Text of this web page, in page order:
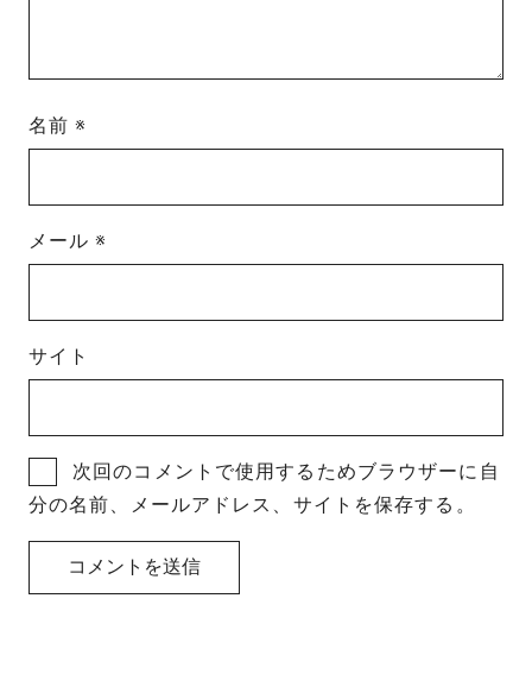
名前※
メール※
サイト
次回のコメントで使用するためブラウザーに自
分の名前、メールアドレス、サイトを保存する。